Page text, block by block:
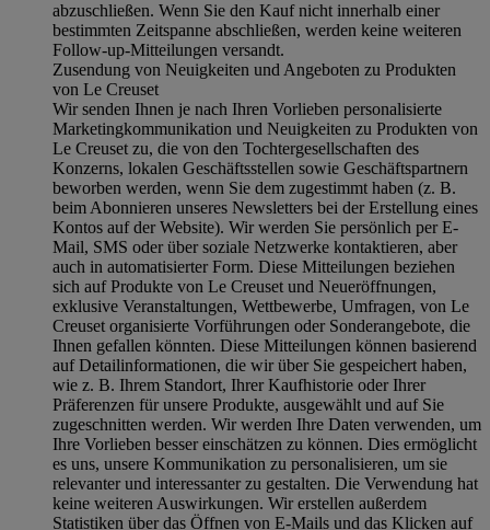
abzuschließen. Wenn Sie den Kauf nicht innerhalb einer
bestimmten Zeitspanne abschließen, werden keine weiteren
Follow-up-Mitteilungen versandt.
Zusendung von Neuigkeiten und Angeboten zu Produkten
von Le Creuset
Wir senden Ihnen je nach Ihren Vorlieben personalisierte
Marketingkommunikation und Neuigkeiten zu Produkten von
Le Creuset zu, die von den Tochtergesellschaften des
Konzerns, lokalen Geschäftsstellen sowie Geschäftspartnern
beworben werden, wenn Sie dem zugestimmt haben (z. B.
beim Abonnieren unseres Newsletters bei der Erstellung eines
Kontos auf der Website). Wir werden Sie persönlich per E-
Mail, SMS oder über soziale Netzwerke kontaktieren, aber
auch in automatisierter Form. Diese Mitteilungen beziehen
sich auf Produkte von Le Creuset und Neueröffnungen,
exklusive Veranstaltungen, Wettbewerbe, Umfragen, von Le
Creuset organisierte Vorführungen oder Sonderangebote, die
Ihnen gefallen könnten. Diese Mitteilungen können basierend
auf Detailinformationen, die wir über Sie gespeichert haben,
wie z. B. Ihrem Standort, Ihrer Kaufhistorie oder Ihrer
Präferenzen für unsere Produkte, ausgewählt und auf Sie
zugeschnitten werden. Wir werden Ihre Daten verwenden, um
Ihre Vorlieben besser einschätzen zu können. Dies ermöglicht
es uns, unsere Kommunikation zu personalisieren, um sie
relevanter und interessanter zu gestalten. Die Verwendung hat
keine weiteren Auswirkungen. Wir erstellen außerdem
Statistiken über das Öffnen von E-Mails und das Klicken auf